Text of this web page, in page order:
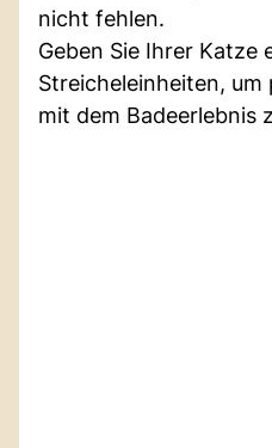
nicht fehlen.
Geben Sie Ihrer Katze
Streicheleinheiten,
mit dem Badeerlebnis